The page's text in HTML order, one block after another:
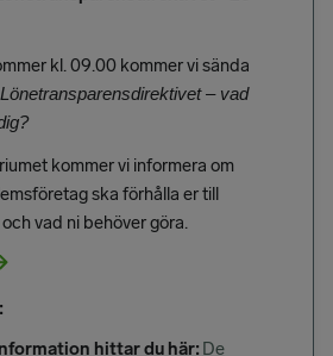
kl. 09.00 kommer vi sända
Lönetransparensdirektivet – vad
kommer vi informera om
ska förhålla er till
vad ni behöver göra.
hittar du här: De